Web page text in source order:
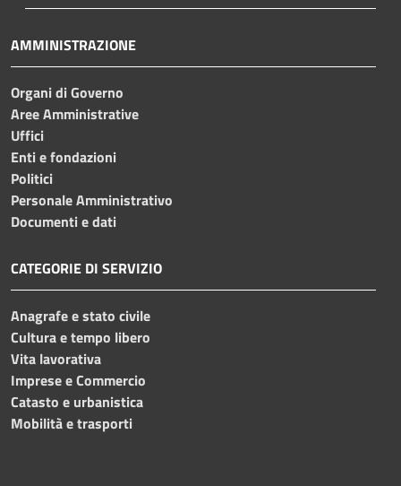
AMMINISTRAZIONE
Organi di Governo
Aree Amministrative
Uffici
Enti e fondazioni
Politici
Personale Amministrativo
Documenti e dati
CATEGORIE DI SERVIZIO
Anagrafe e stato civile
Cultura e tempo libero
Vita lavorativa
Imprese e Commercio
Catasto e urbanistica
Mobilità e trasporti